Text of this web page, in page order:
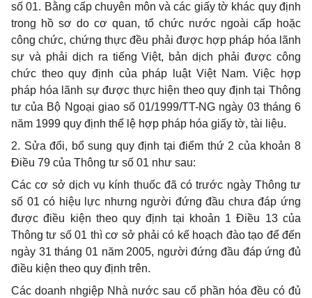
số 01. Bằng cấp chuyên môn và các giấy tờ khác quy định
trong hồ sơ do cơ quan, tổ chức nước ngoài cấp hoặc
công chức, chứng thực đều phải được hợp pháp hóa lãnh
sự và phải dịch ra tiếng Việt, bản dịch phải được công
chức theo quy định của pháp luật Việt Nam. Việc hợp
pháp hóa lãnh sự được thực hiện theo quy định tại Thông
tư của Bộ Ngoại giao số 01/1999/TT-NG ngày 03 tháng 6
năm 1999 quy định thể lệ hợp pháp hóa giấy tờ, tài liệu.
2. Sửa đổi, bổ sung quy định tại điểm thứ 2 của khoản 8
Điều 79 của Thông tư số 01 như sau:
Các cơ sở dịch vụ kính thuốc đã có trước ngày Thông tư
số 01 có hiệu lực nhưng người đứng đầu chưa đáp ứng
được điều kiện theo quy định tại khoản 1 Điều 13 của
Thông tư số 01 thì cơ sở phải có kế hoạch đào tạo để đến
ngày 31 tháng 01 năm 2005, người đứng đầu đáp ứng đủ
điều kiện theo quy định trên.
Các doanh nhgiệp Nhà nước sau cổ phần hóa đều có đủ